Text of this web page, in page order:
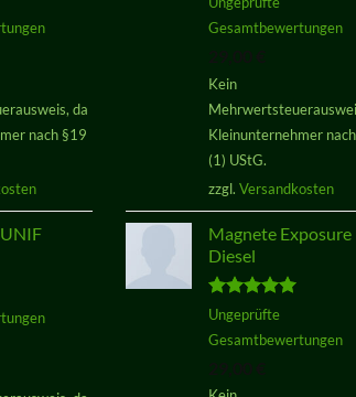
da
nach §19
von 5
Gesamtbewertungen
Kein
Kleinunternehmer
(1) UStG.
zzgl. Versandkosten
Magnete Exposure
Diesel
Bewertet
von 5
Ungeprüfte
Gesamtbewertungen